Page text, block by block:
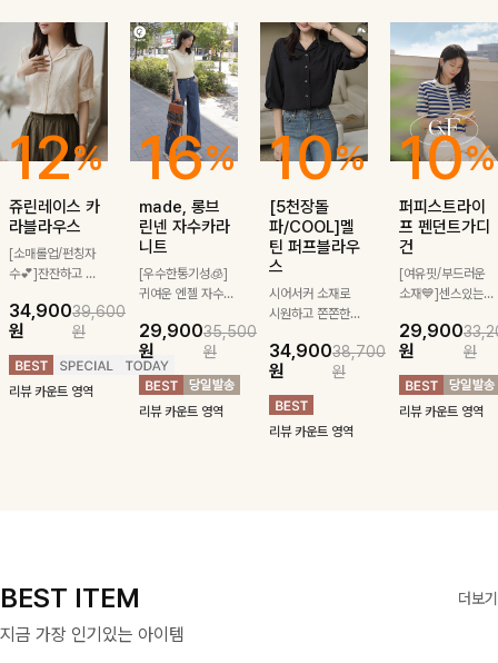
12%
쥬린레이스 카
라블라우스
[소매롤업/펀칭자
수💕]잔잔하고 고
테일이 사랑스러운
블라우스-페미닌
하면서 여리한 무
드로 즐겨지는
ITEM
34,900
원
39,600
원
리뷰 카운트 영역
16%
made, 롱브
린넨 자수카라
니트
[우수한통기성🧊]
귀여운 엔젤 자수
가 되어주는 니트:)
카라와 버튼 디테
일로 밋밋함을 덜
어냈고 린넨 혼방
소재로 입자마자
29,900
원
35,500
원
리뷰 카운트 영역
10%
[5천장돌
파/COOL]멜
틴 퍼프블라우
스
시어서커 소재로
시원하고 쫀쫀한
편안하게 입혀질
블라우스- 단정한
카라와 풍성한 퍼
프 소매로 여성스
러움을 더했어요 :)
34,900
원
38,700
원
리뷰 카운트 영역
10%
퍼피스트라이
프 펜던트가디
건
[여유핏/부드러운
소재💙]센스있는
귀여운 퍼피 펜던
트로 포인트를 선
사하는 니트 가디
건을 소개할게요 :)
29,900
원
원
리뷰 카운트 영역
BEST ITEM 더보기
지금 가장 인기있는 아이템